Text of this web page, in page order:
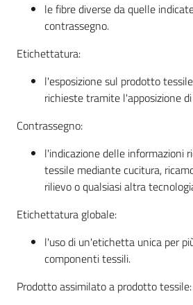
Servizi
online
Contatti
Newsle
tter
le fibre diverse da quelle
contrassegno.
Etichettatura:
l'esposizione sul prodotto
richieste tramite l'apposizione
Contrassegno:
l'indicazione delle informazioni
tessile mediante cucitura,
rilievo o qualsiasi altra
Etichettatura globale:
l'uso di un'etichetta unica per
componenti tessili.
Prodotto assimilato a prodotto tessile: